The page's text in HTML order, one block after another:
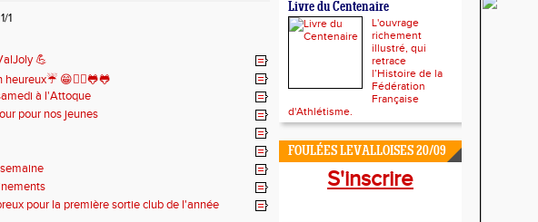
1
💪
heureux☔ 😁🏃‍♀️🐸🐸
à l'Attoque
pour nos jeunes
pour la première sortie club de l'année
Livre du Centenaire
L'ouvrage
richement
illustré, qui
retrace
l’Histoire de la
Fédération
Française
d'Athlétisme.
FOULÉES LEVALLOISES 20/09
S'inscrire